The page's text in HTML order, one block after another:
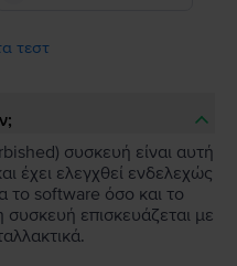
τεστ
συσκευή είναι αυτή
έχει ελεγχθεί ενδελεχώς
το software όσο και το
συσκευή επισκευάζεται με